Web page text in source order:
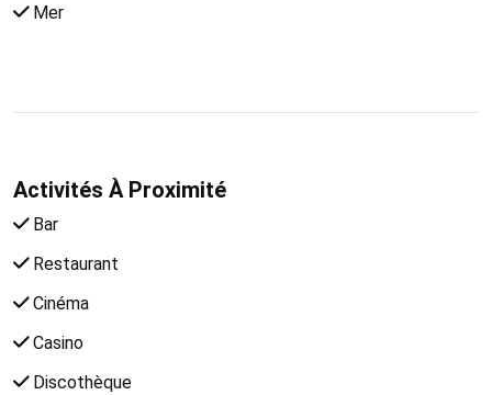
Mer
Activités À Proximité
Bar
Restaurant
Cinéma
Casino
Discothèque